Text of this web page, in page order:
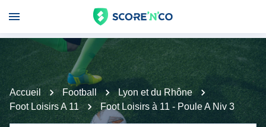
Accueil Football
Lyon et du Rhône
Foot Loisirs A 11
Foot Loisirs à 11 - Poule A Niv 3